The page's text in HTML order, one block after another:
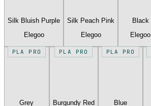
Silk Bluish Purple
Elegoo
Silk Peach Pink
Elegoo
Black
Elegoo
PLA PRO
Grey
PLA PRO
Burgundy Red
PLA PRO
Blue